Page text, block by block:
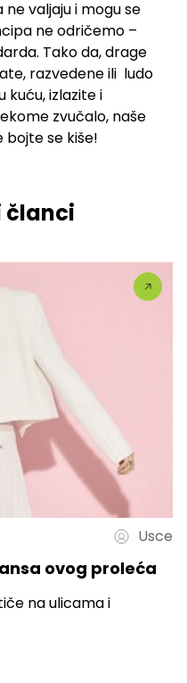
valjaju i mogu se
ne odričemo –
Tako da, drage
razvedene ili ludo
kuću, izlazite i
zvučalo, naše
bojte se kiše!
članci
Usce
ovog proleća
na ulicama i